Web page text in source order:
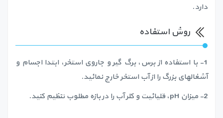
دارد.
روش استفاده
1- با استفاده از برس، برگ گیر و جاروی استخر، ابتدا اجسام و
آشغالهای بزرگ را از آب استخر خارج نمائید.
2- میزان pH، قلیائیت و کلر آب را در بازه مطلوب تنظیم کنید.